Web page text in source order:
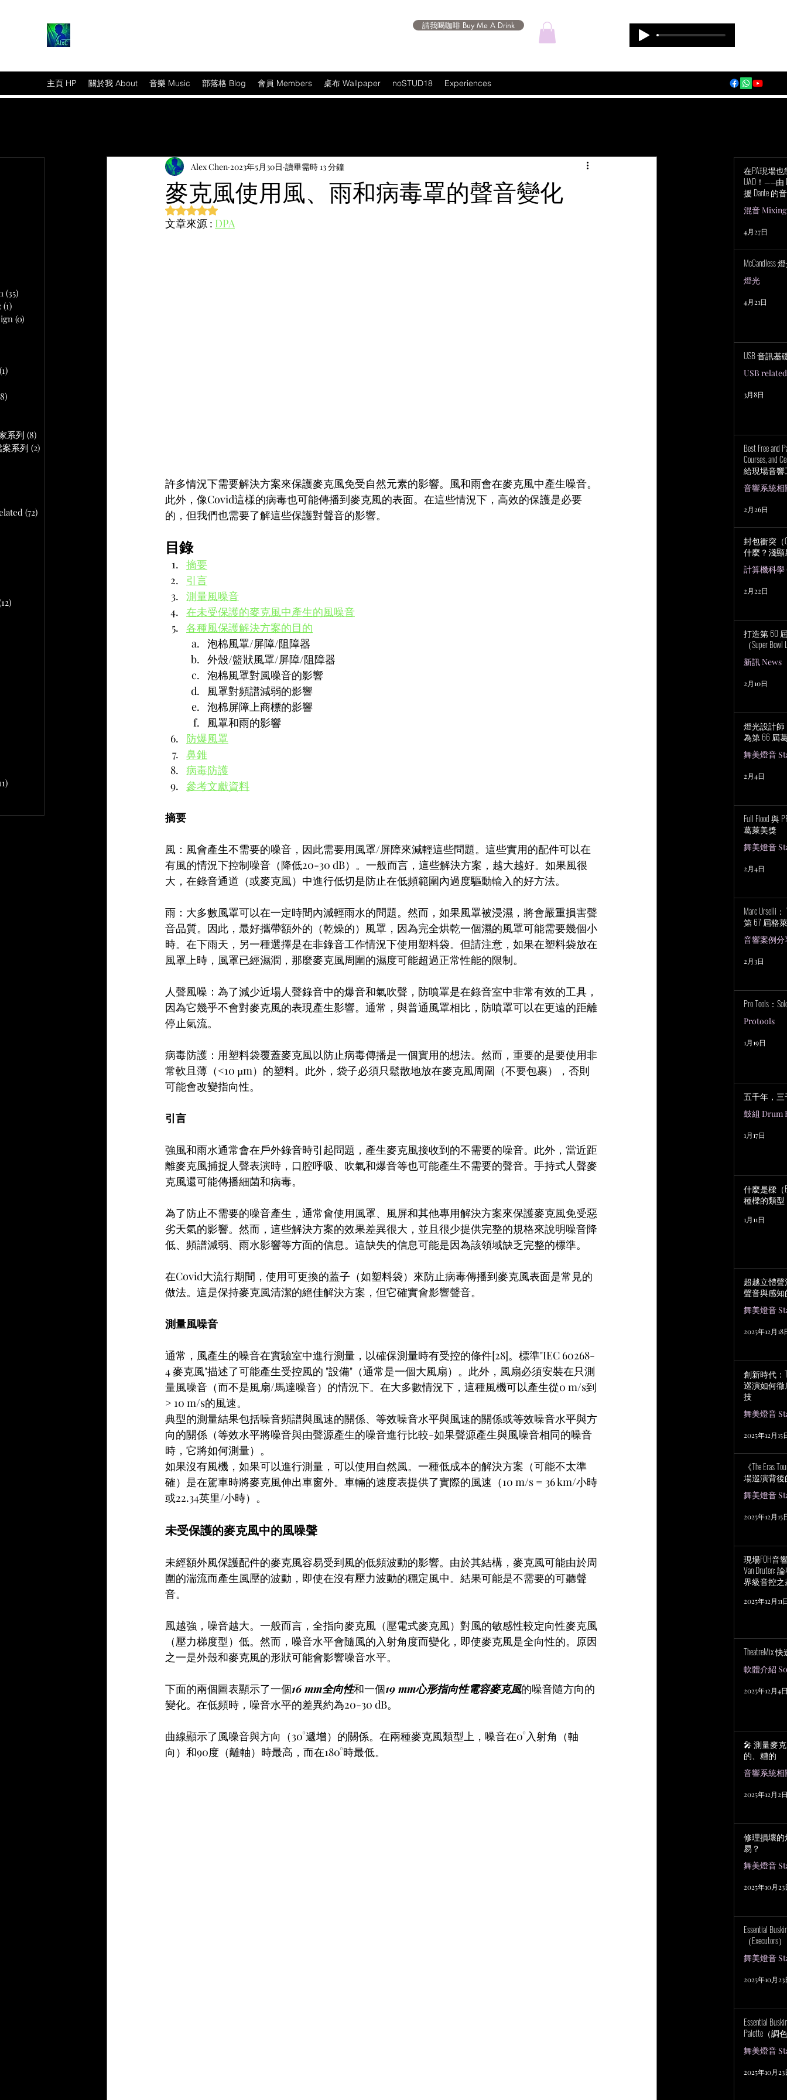
請我喝咖啡 Buy Me A Drink
主頁 HP 關於我 About 音樂 Music 部落格 Blog 會員 Members 桌布 Wallpaper noSTUD18 Experiences
(35)
(1)
(0)
(1)
系列 (8)
系列 (2)
(72)
麥克風使用風、雨和病毒罩的聲音變化
Alex Chen 2023年5月30日 讀畢需時 13 分鐘
評等為 NaN（最高為 5 顆星）。
文章來源 : DPA
許多情況下需要解決方案來保護麥克風免受自然元素的影響。風和雨會在麥克風中產生噪音。
此外，像Covid這樣的病毒也可能傳播到麥克風的表面。在這些情況下，高效的保護是必要
的，但我們也需要了解這些保護對聲音的影響。
目錄
摘要
引言
測量風噪音
在未受保護的麥克風中產生的風噪音
各種風保護解決方案的目的
泡棉風罩/屏障/阻障器
外殼/籃狀風罩/屏障/阻障器
泡棉風罩對風噪音的影響
風罩對頻譜減弱的影響
泡棉屏障上商標的影響
風罩和雨的影響
防爆風罩
鼻錐
病毒防護
參考文獻資料
摘要
風：風會產生不需要的噪音，因此需要用風罩/屏障來減輕這些問題。這些實用的配件可以在
有風的情況下控制噪音（降低20-30 dB）。一般而言，這些解決方案，越大越好。如果風很
大，在錄音通道（或麥克風）中進行低切是防止在低頻範圍內過度驅動輸入的好方法。
雨：大多數風罩可以在一定時間內減輕雨水的問題。然而，如果風罩被浸濕，將會嚴重損害聲
音品質。因此，最好攜帶額外的（乾燥的）風罩，因為完全烘乾一個濕的風罩可能需要幾個小
時。在下雨天，另一種選擇是在非錄音工作情況下使用塑料袋。但請注意，如果在塑料袋放在
風罩上時，風罩已經濕潤，那麼麥克風周圍的濕度可能超過正常性能的限制。
人聲風噪：為了減少近場人聲錄音中的爆音和氣吹聲，防噴罩是在錄音室中非常有效的工具，
因為它幾乎不會對麥克風的表現產生影響。通常，與普通風罩相比，防噴罩可以在更遠的距離
停止氣流。
病毒防護：用塑料袋覆蓋麥克風以防止病毒傳播是一個實用的想法。然而，重要的是要使用非
常軟且薄（<10 µm）的塑料。此外，袋子必須只鬆散地放在麥克風周圍（不要包裹），否則
可能會改變指向性。
引言
強風和雨水通常會在戶外錄音時引起問題，產生麥克風接收到的不需要的噪音。此外，當近距
離麥克風捕捉人聲表演時，口腔呼吸、吹氣和爆音等也可能產生不需要的聲音。手持式人聲麥
克風還可能傳播細菌和病毒。
為了防止不需要的噪音產生，通常會使用風罩、風屏和其他專用解決方案來保護麥克風免受惡
劣天氣的影響。然而，這些解決方案的效果差異很大，並且很少提供完整的規格來說明噪音降
低、頻譜減弱、雨水影響等方面的信息。這缺失的信息可能是因為該領域缺乏完整的標準。
在Covid大流行期間，使用可更換的蓋子（如塑料袋）來防止病毒傳播到麥克風表面是常見的
做法。這是保持麥克風清潔的絕佳解決方案，但它確實會影響聲音。
測量風噪音
通常，風產生的噪音在實驗室中進行測量，以確保測量時有受控的條件[28]。標準"IEC 60268-
4 麥克風"描述了可能產生受控風的 "設備"（通常是一個大風扇）。此外，風扇必須安裝在只測
量風噪音（而不是風扇/馬達噪音）的情況下。在大多數情況下，這種風機可以產生從0 m/s到
> 10 m/s的風速。
典型的測量結果包括噪音頻譜與風速的關係、等效噪音水平與風速的關係或等效噪音水平與方
向的關係（等效水平將噪音與由聲源產生的噪音進行比較-如果聲源產生與風噪音相同的噪音
時，它將如何測量）。
如果沒有風機，如果可以進行測量，可以使用自然風。一種低成本的解決方案（可能不太準
確）是在駕車時將麥克風伸出車窗外。車輛的速度表提供了實際的風速（10 m/s = 36 km/小時
或22.34英里/小時）。
未受保護的麥克風中的風噪聲
未經額外風保護配件的麥克風容易受到風的低頻波動的影響。由於其結構，麥克風可能由於周
圍的湍流而產生風壓的波動，即使在沒有壓力波動的穩定風中。結果可能是不需要的可聽聲
音。
風越強，噪音越大。一般而言，全指向麥克風（壓電式麥克風）對風的敏感性較定向性麥克風
（壓力梯度型）低。然而，噪音水平會隨風的入射角度而變化，即使麥克風是全向性的。原因
之一是外殼和麥克風的形狀可能會影響噪音水平。
下面的兩個圖表顯示了一個16 mm全向性和一個19 mm心形指向性電容麥克風的噪音隨方向的
變化。在低頻時，噪音水平的差異約為20-30 dB。
曲線顯示了風噪音與方向（30°遞增）的關係。在兩種麥克風類型上，噪音在0°入射角（軸
向）和90度（離軸）時最高，而在180°時最低。
在PA現場
UAD！——由
援 Dante 的
Audio Apollo
混音 Mixing
4月27日
McCandless
燈光
4月21日
USB 音訊基
USB related
3月8日
Best Free and
Courses, and
給現場音
上培訓研
音響系統相
2月26日
封包衝突（
什麼？淺
計算機科學
2月22日
打造第 60
（Super
新訊 News
2月10日
燈光設計師
為第 66 屆
舞美燈音
2月4日
Full Flood 與
葛萊美獎
舞美燈音
2月4日
Marc Urselli
第 67 屆格
音響案例分
2月3日
Pro Tools：
Protools
1月19日
五千年，
鼓組 Drum
1月17日
什麼是樑（
種樑的類型
1月11日
超越立體
聲音與感
舞美燈音
2025年12月18
創新時代：
巡演如何
技
舞美燈音
2025年12月15
《The Eras
場巡演背
舞美燈音
2025年12月15
現場FOH音
Van Druten:
界級音控之
2025年12月11
TheatreMix
軟體介紹
2025年12月4
🎤 測量麥
的、糟的
2025年12月2
修理損壞
易？
舞美燈音
2025年10月23
Essential
（Executors）
舞美燈音
2025年10月23
Essential
Palette（調
舞美燈音
2025年10月23